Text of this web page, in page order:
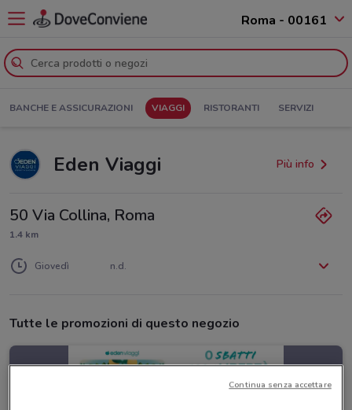
Roma - 00161
BANCHE E ASSICURAZIONI VIAGGI RISTORANTI SERVIZI
Eden Viaggi Più info
50 Via Collina, Roma
1.4 km
Giovedì n.d.
Tutte le promozioni di questo negozio
Continua senza accettare